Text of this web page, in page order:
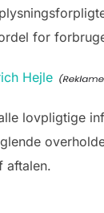
for
Hejle
lovpligtige
aftalen.